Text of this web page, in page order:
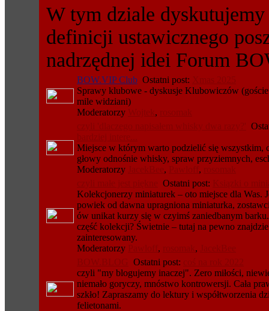
W tym dziale
definicji ustawicznego
nadrzędnej idei Forum
BOW.VIP Club Ostatni post: Xmas 2025
Sprawy klubowe - dyskusje Klubowiczów
mile widziani)
Moderatorzy Wojtek,
rosomak
czyli 'dlaczego napisałem whisky dwa razy?'
bardziej intere...
Miejsce w którym warto podzielić się wszystkim,
głowy odnośnie whisky, spraw przyziemnych,
Moderatorzy
JacekBee, Pawloff,
rosomak
czyli małe jest piękne Ostatni post: Ksiązki o
Kolekcjonerzy miniaturek – oto miejsce dla Was.
powiek od dawna upragniona miniaturka,
ów unikat kurzy się w czyimś zaniedbanym
część kolekcji? Świetnie – tutaj na pewno
zainteresowany.
Moderatorzy Pawloff, rosomak,
JacekBee
BOW.BLOG Ostatni post: coś na rok 2022
czyli "my blogujemy inaczej". Zero miłości,
niemało goryczy, mnóstwo kontrowersji. Cała
szkło! Zapraszamy do lektury i współtworzenia
felietonami.